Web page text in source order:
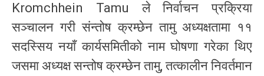
Kromchhein Tamu ले निर्वाचन प्रक्रिया
सञ्चालन गरी संन्तोष क्रम्छेन तामु अध्यक्षतामा ११
सदस्सिय नयाँ कार्यसमितीको नाम घोषणा गरेका थिए
जसमा अध्यक्ष सन्तोष क्रम्छेन तामु, तत्कालीन निवर्तमान